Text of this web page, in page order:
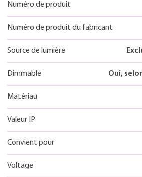
Numéro de produit
Numéro de produit du fabricant
Source de lumière
Dimmable Oui,
Matériau
Valeur IP
Convient pour
Voltage